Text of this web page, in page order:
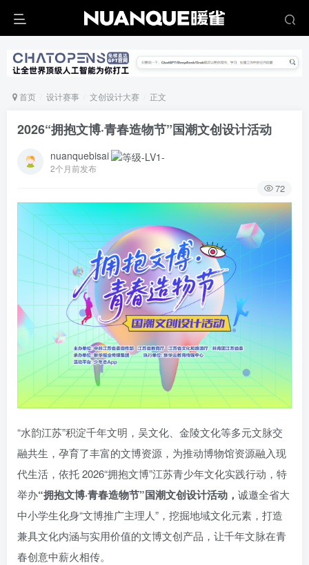
首页 设计赛事 文创设计大赛 正文
2026“拥抱文博·青春造物节”国潮文创设计活动
nuanquebisai
2个月前发布
72
“水韵江苏”积淀千年文明，吴文化、金陵文化等多元文脉交
融共生，孕育了丰富的文博资源，为推动博物馆资源融入现
代生活，依托 2026“拥抱文博”江苏青少年文化实践行动，特
举办“拥抱文博·青春造物节”国潮文创设计活动， 诚邀全省大
中小学生化身“文博推广主理人”，挖掘地域文化元素，打造
兼具文化内涵与实用价值的文博文创产品，让千年文脉在青
春创意中薪火相传。